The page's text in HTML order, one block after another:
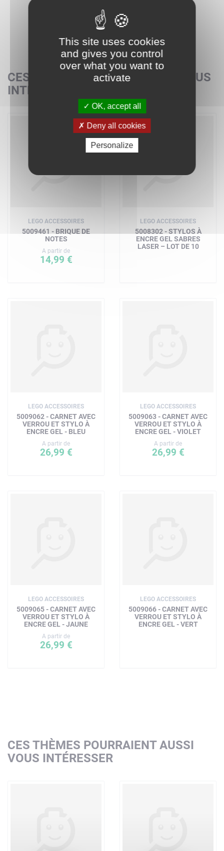
CES SETS POURRAIENT AUSSI VOUS
INTÉRESSER
LEGO ACCESSOIRES
5009461 - BRIQUE DE
NOTES
A partir de
14,99 €
LEGO ACCESSOIRES
5008302 - STYLOS À
ENCRE GEL SABRES
LASER – LOT DE 10
LEGO ACCESSOIRES
5009062 - CARNET AVEC
VERROU ET STYLO À
ENCRE GEL - BLEU
A partir de
26,99 €
LEGO ACCESSOIRES
5009063 - CARNET AVEC
VERROU ET STYLO À
ENCRE GEL - VIOLET
A partir de
26,99 €
LEGO ACCESSOIRES
5009065 - CARNET AVEC
VERROU ET STYLO À
ENCRE GEL - JAUNE
A partir de
26,99 €
LEGO ACCESSOIRES
5009066 - CARNET AVEC
VERROU ET STYLO À
ENCRE GEL - VERT
CES THÈMES POURRAIENT AUSSI
VOUS INTÉRESSER
This site uses cookies
and gives you control
over what you want to
activate
OK, accept all
Deny all cookies
Personalize